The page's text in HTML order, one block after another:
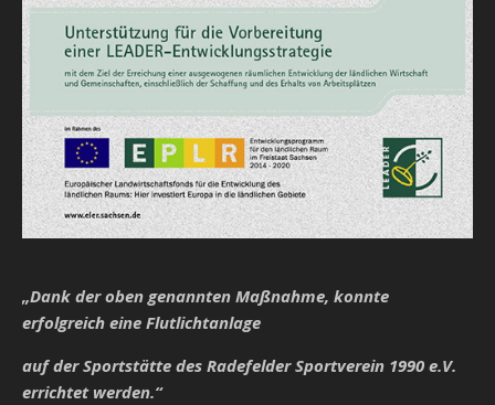
„Dank der oben genannten Maßnahme, konnte
erfolgreich eine Flutlichtanlage
auf der Sportstätte des Radefelder Sportverein 1990 e.V.
errichtet werden.“